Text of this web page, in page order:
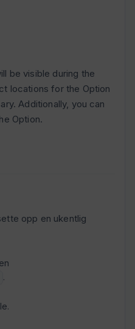
be visible during the
locations for the Option
Additionally, you can
Option.
opp en ukentlig
.